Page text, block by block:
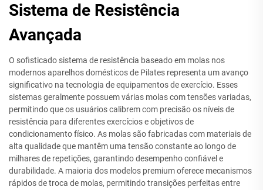
Sistema de Resistência
Avançada
O sofisticado sistema de resistência baseado em molas nos
modernos aparelhos domésticos de Pilates representa um avanço
significativo na tecnologia de equipamentos de exercício. Esses
sistemas geralmente possuem várias molas com tensões variadas,
permitindo que os usuários calibrem com precisão os níveis de
resistência para diferentes exercícios e objetivos de
condicionamento físico. As molas são fabricadas com materiais de
alta qualidade que mantêm uma tensão constante ao longo de
milhares de repetições, garantindo desempenho confiável e
durabilidade. A maioria dos modelos premium oferece mecanismos
rápidos de troca de molas, permitindo transições perfeitas entre